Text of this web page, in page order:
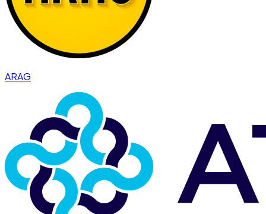
ARAG